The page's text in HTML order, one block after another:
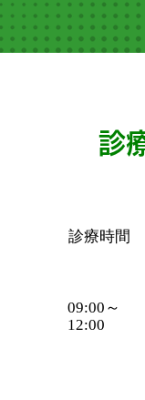
診
診療時間
09:00～
12:00